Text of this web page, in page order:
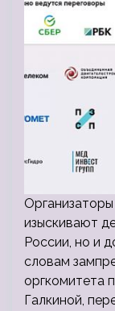
изыскивают
России, но и
словам
оргкомитета
Галкиной,